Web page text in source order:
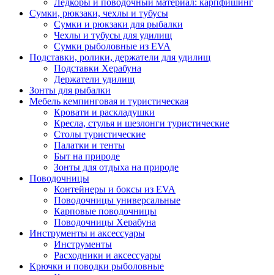
Сумки, рюкзаки, чехлы и тубусы
Сумки и рюкзаки для рыбалки
Чехлы и тубусы для удилищ
Сумки рыболовные из EVA
Подставки, ролики, держатели для удилищ
Подставки Херабуна
Держатели удилищ
Зонты для рыбалки
Мебель кемпинговая и туристическая
Кровати и раскладушки
Кресла, стулья и шезлонги туристические
Столы туристические
Палатки и тенты
Быт на природе
Зонты для отдыха на природе
Поводочницы
Контейнеры и боксы из EVA
Поводочницы универсальные
Карповые поводочницы
Поводочницы Херабуна
Инструменты и аксессуары
Инструменты
Расходники и аксессуары
Крючки и поводки рыболовные